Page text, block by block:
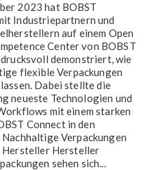
2023 hat BOBST
Industriepartnern und
auf einem Open
Center von BOBST
demonstriert, wie
flexible Verpackungen
Dabei stellte die
neueste Technologien und
mit einem starken
Connect in den
Verpackungen
Hersteller Hersteller
sehen sich...